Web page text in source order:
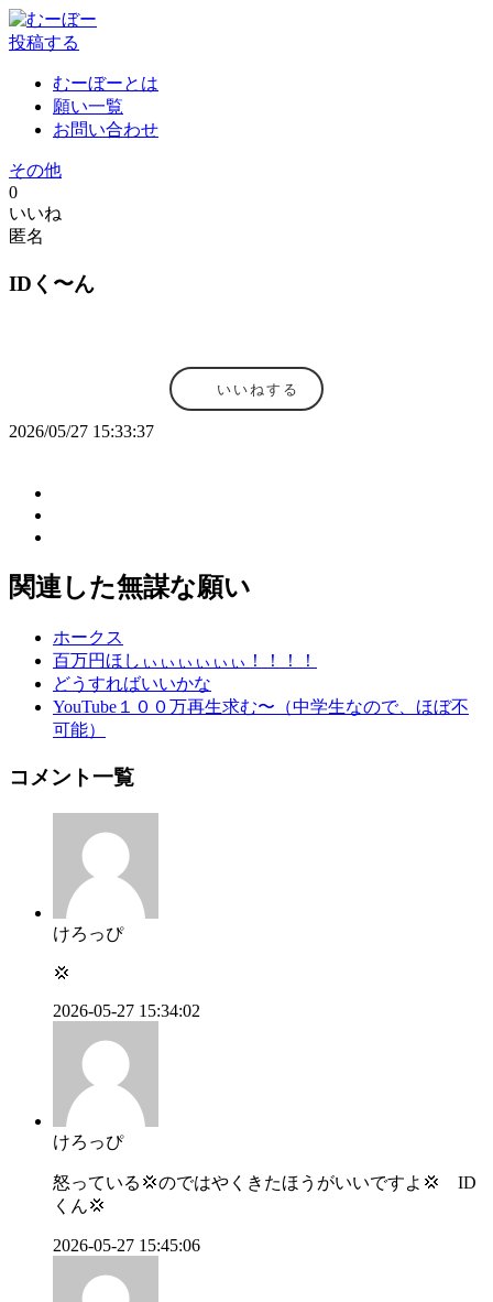
投稿する
むーぼーとは
願い一覧
お問い合わせ
その他
0
いいね
匿名
IDく〜ん
いいねする
2026/05/27 15:33:37
関連した無謀な願い
ホークス
百万円ほしぃぃぃぃぃぃ！！！！
どうすればいいかな
YouTube１００万再生求む〜（中学生なので、ほぼ不
可能）
コメント一覧
けろっぴ
💢
2026-05-27 15:34:02
けろっぴ
怒っている💢のではやくきたほうがいいですよ💢 ID
くん💢
2026-05-27 15:45:06